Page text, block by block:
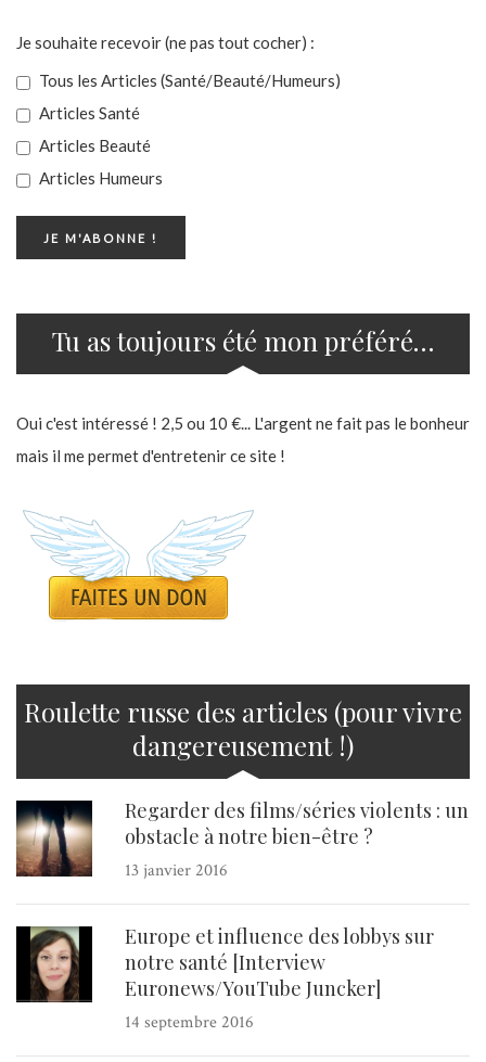
Je souhaite recevoir (ne pas tout cocher) :
Tous les Articles (Santé/Beauté/Humeurs)
Articles Santé
Articles Beauté
Articles Humeurs
Tu as toujours été mon préféré…
Oui c'est intéressé ! 2,5 ou 10 €... L'argent ne fait pas le bonheur
mais il me permet d'entretenir ce site !
Roulette russe des articles (pour vivre
dangereusement !)
Regarder des films/séries violents : un
obstacle à notre bien-être ?
13 janvier 2016
Europe et influence des lobbys sur
notre santé [Interview
Euronews/YouTube Juncker]
14 septembre 2016